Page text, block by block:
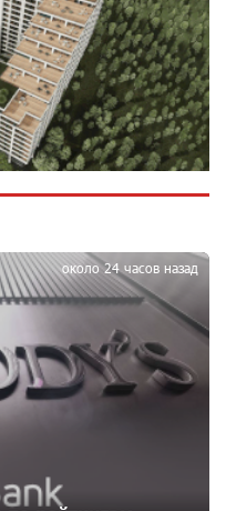
10 дней назад
и обслуживания Ucom
24/2 в Арарате
10 дней назад
Аршак Карапетян
11 дней назад
обратился к
содействовать
заключенных,
Азербайджан? Аршак
около 24 часов назад